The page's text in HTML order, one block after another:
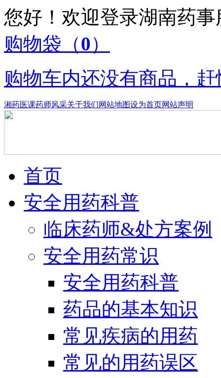
您好！欢迎登录湖南药
购物袋 （0）
购物车内还没有商品，
湘药医课药师风采关于我们网站地图设为首页网站声明
首页
安全用药科普
临床药师&处方案例
安全用药常识
安全用药科普
药品的基本知识
常见疾病的用药
常见的用药误区